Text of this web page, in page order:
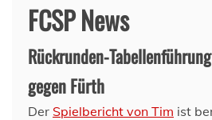
FCSP News
Rückrunden-
gegen Fürth
Der Spielbericht von Tim ist